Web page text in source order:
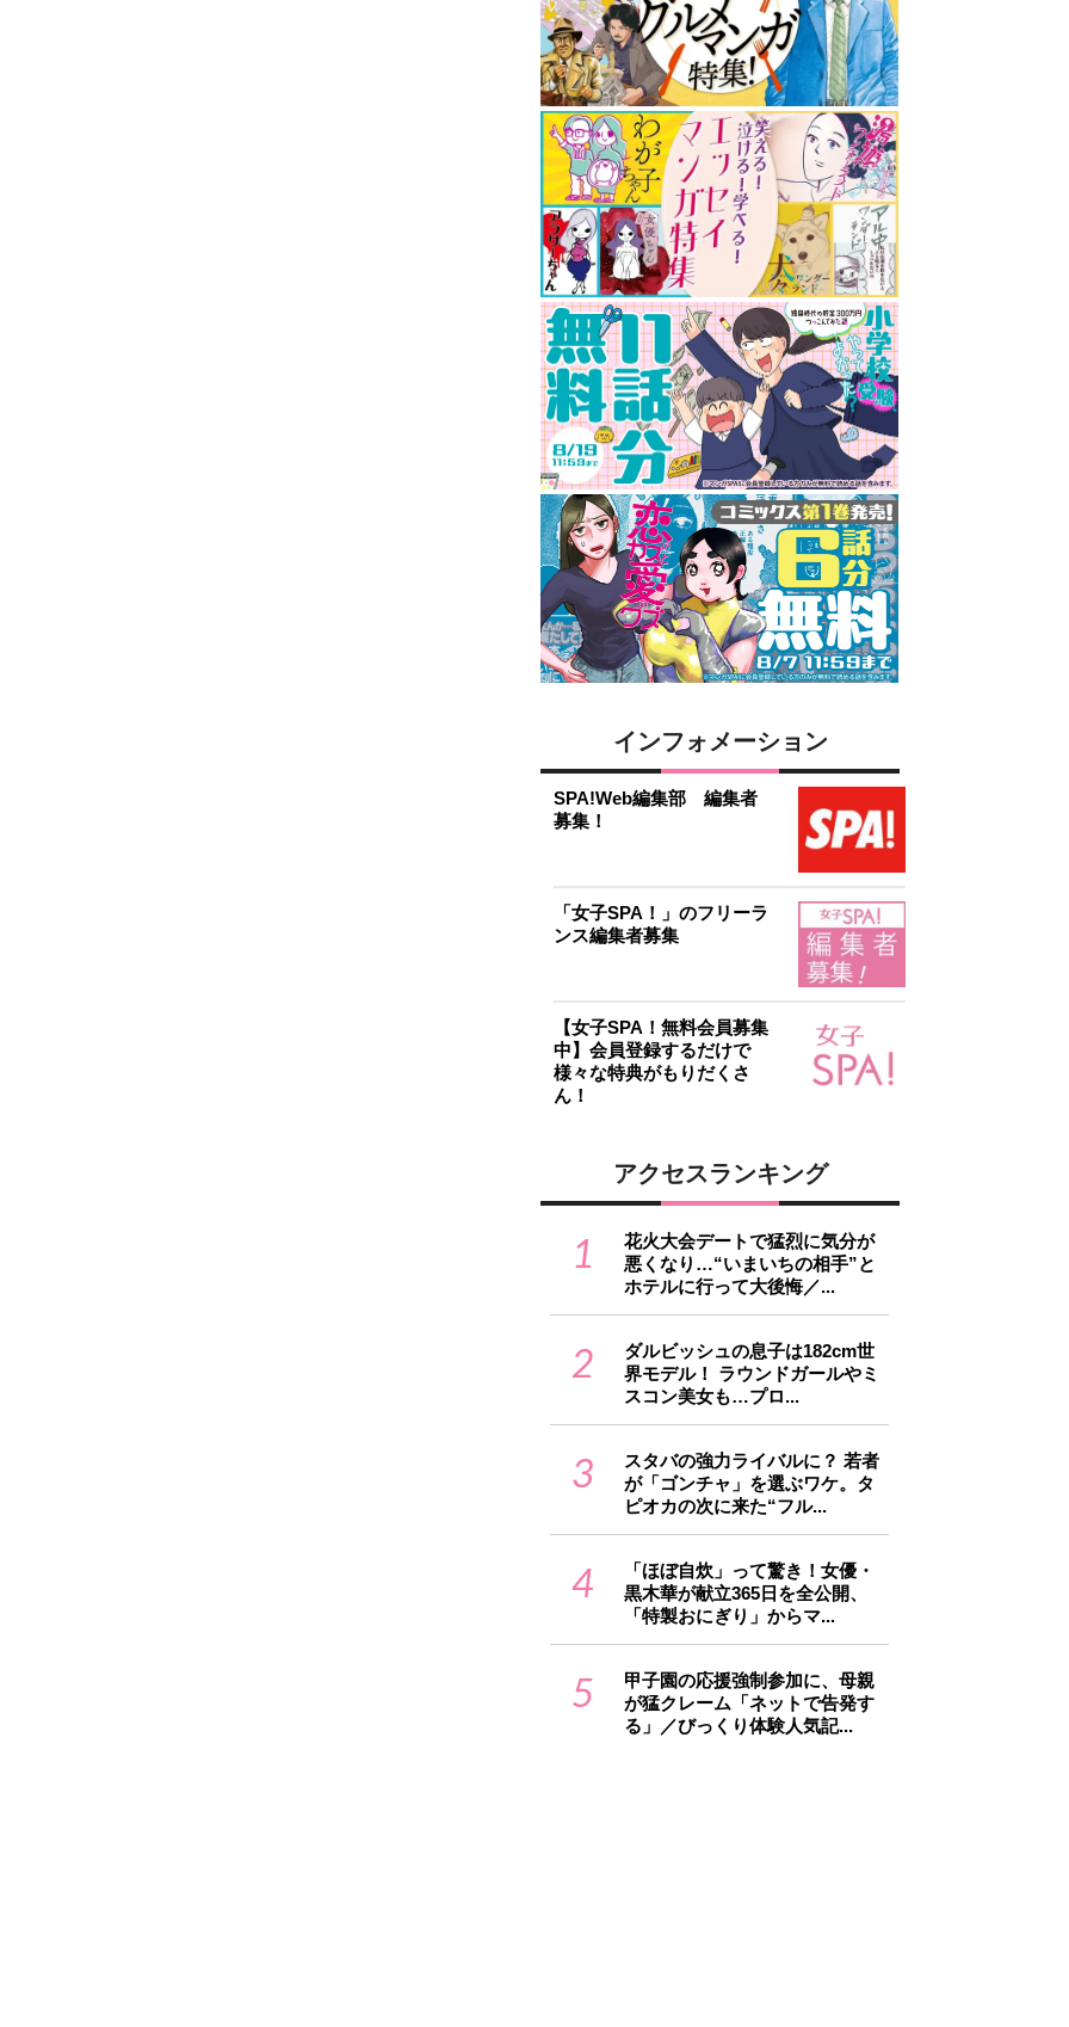
インフォメーション
SPA!Web編集部 編集者
募集！
「女子SPA！」のフリーラ
ンス編集者募集
【女子SPA！無料会員募集
中】会員登録するだけで
様々な特典がもりだくさ
ん！
アクセスランキング
1
花火大会デートで猛烈に気分が
悪くなり…“いまいちの相手”と
ホテルに行って大後悔／...
2
ダルビッシュの息子は182cm世
界モデル！ ラウンドガールやミ
スコン美女も…プロ...
3
スタバの強力ライバルに？ 若者
が「ゴンチャ」を選ぶワケ。タ
ピオカの次に来た“フル...
4
「ほぼ自炊」って驚き！女優・
黒木華が献立365日を全公開、
「特製おにぎり」からマ...
5
甲子園の応援強制参加に、母親
が猛クレーム「ネットで告発す
る」／びっくり体験人気記...